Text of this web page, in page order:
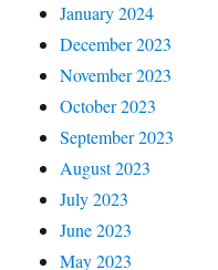
January 2024
December 2023
November 2023
October 2023
September 2023
August 2023
July 2023
June 2023
May 2023